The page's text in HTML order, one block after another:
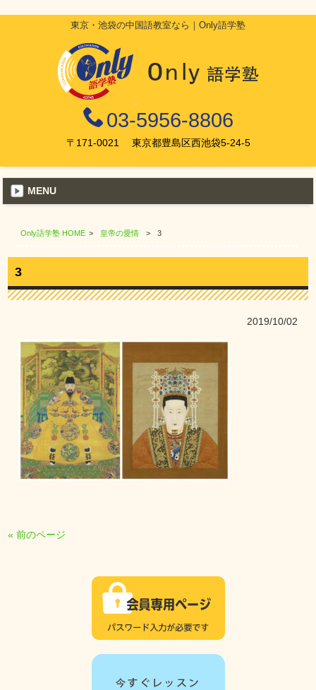
東京・池袋の中国語教室なら｜Only語学塾
03-5956-8806
〒171-0021 東京都豊島区西池袋5-24-5
MENU
Only語学塾 HOME > 皇帝の愛情 > 3
3
2019/10/02
« 前のページ